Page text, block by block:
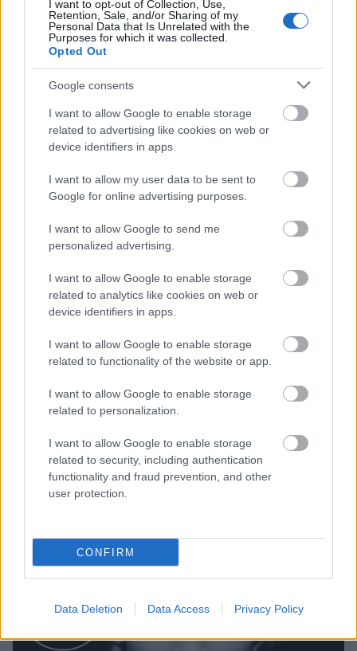
I want to opt-out of Collection, Use,
Retention, Sale, and/or Sharing of my
Personal Data that Is Unrelated with the
Purposes for which it was collected.
Opted Out
Google consents
I want to allow Google to enable storage
related to advertising like cookies on web or
device identifiers in apps.
I want to allow my user data to be sent to
Google for online advertising purposes.
I want to allow Google to send me
personalized advertising.
I want to allow Google to enable storage
related to analytics like cookies on web or
device identifiers in apps.
I want to allow Google to enable storage
related to functionality of the website or app.
I want to allow Google to enable storage
related to personalization.
I want to allow Google to enable storage
related to security, including authentication
functionality and fraud prevention, and other
user protection.
CONFIRM
Data Deletion Data Access Privacy Policy
Az álarca mögött néha
fölsejlik a gonosz
A narcisztikus és antiszociális személyek általában
rejtegetik érzéketlen, másokat csak saját
érdekeikben fölhasználó énjüket. Ha azonban
sarokba szorítják őket: például valaki leleplezi valódi
kilétüket vagy megpróbálja irányítani őket,
férfi, akivel találkozgatsz, sértegetni kezd, vagy
döbbenetesen érzéketlennek mutatkozik egy
szituációban, esetleg csúnyán cserben hagy. Még
ha egy pillanat múlva vissza is változik angyallá, és
sűrűn elnézést kér, vezekel, akkor is keltsen gyanút